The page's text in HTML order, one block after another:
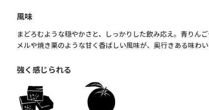
風味
まどろむような穏やかさと、しっかりした飲み応え。青りん
メルや焼き栗のような甘く香ばしい風味が、奥行きある味わい
強く感じられる